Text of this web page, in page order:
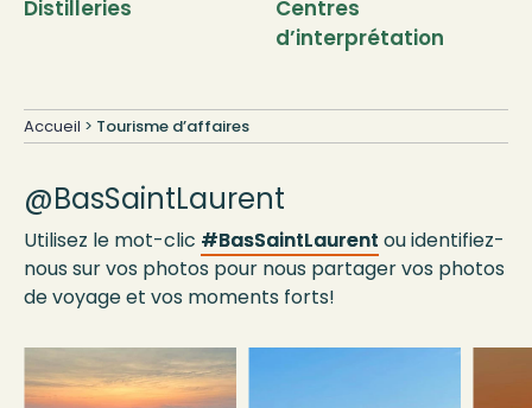
Distilleries
Centres
d’interprétation
Accueil > Tourisme d’affaires
@BasSaintLaurent
Utilisez le mot-clic #BasSaintLaurent ou identifiez-
nous sur vos photos pour nous partager vos photos
de voyage et vos moments forts!